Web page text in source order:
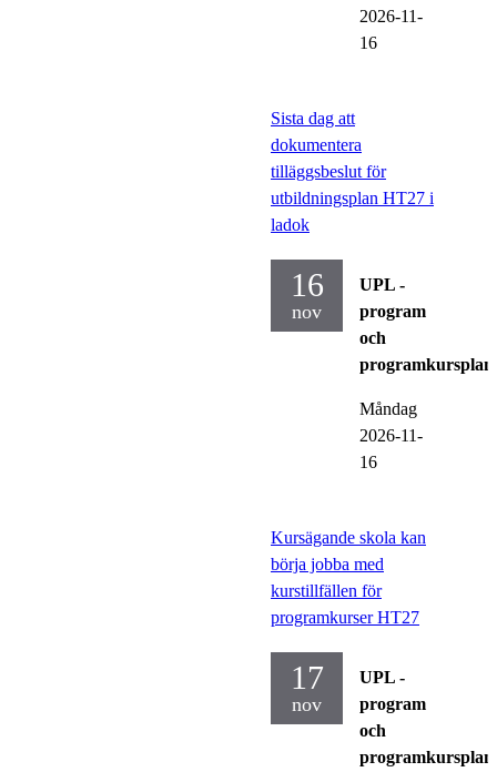
2026-11-
16
Sista dag att
dokumentera
tilläggsbeslut för
utbildningsplan HT27 i
ladok
16
nov
UPL -
program
och
Måndag
2026-11-
16
Kursägande skola kan
börja jobba med
kurstillfällen för
programkurser HT27
17
nov
UPL -
program
och